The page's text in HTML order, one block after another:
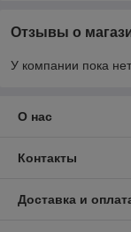
Отзывы о
У компании пока
О нас
Контакты
Доставка и